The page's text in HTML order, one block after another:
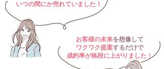
いつの間にか売れていました ​！
お客様の未来を想像して
ワクワク提案するだけで
成約率が格段に上がりました！